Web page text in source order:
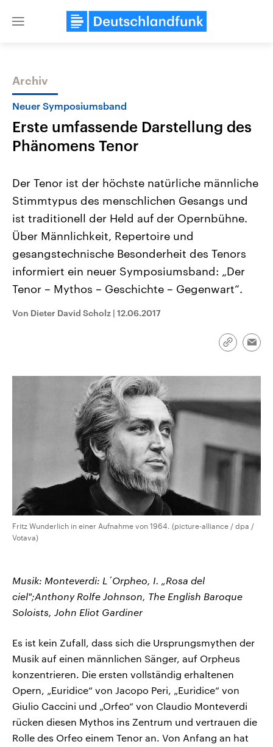
Close
Themen
Landtagswahl Sachsen-Anhalt
2026
Alle Informationen
Sachsen-Anhalt wählt am 6.
September 2026 einen neuen
Landtag. Seit 2021 wird das
Bundesland von einer Koalition aus
Umfragen, Prognosen,
und Hintergründe zu den Parteien
und Kandidaten der anstehenden
USA
Aktuelle Beiträge,
Hintergründe
Wirtschaftlich und
gehören die Vereinigten
den mächtigsten Ländern
mit großem Einfluss auf
Sendungen Programm Podcasts
Archiv
Neuer Symposiumsband
Erste umfassende Darstellung des
Phänomens Tenor
Der Tenor ist der höchste natürliche männliche
Stimmtypus des menschlichen Gesangs und
ist traditionell der Held auf der Opernbühne.
Über Männlichkeit, Repertoire und
gesangstechnische Besonderheit des Tenors
informiert ein neuer Symposiumsband: „Der
Tenor – Mythos – Geschichte – Gegenwart“.
Von Dieter David Scholz | 12.06.2017
Link
Fritz Wunderlich in einer Aufnahme von 1964. (picture-alliance / dpa /
Votava)
Musik: Monteverdi: L´Orpheo, I. „Rosa del
ciel";Anthony Rolfe Johnson, The English Baroque
Soloists, John Eliot Gardiner
Es ist kein Zufall, dass sich die Ursprungsmythen der
Musik auf einen männlichen Sänger, auf Orpheus
konzentrieren. Die ersten vollständig erhaltenen
Opern, „Euridice“ von Jacopo Peri, „Euridice“ von
Giulio Caccini und „Orfeo“ von Claudio Monteverdi
rücken diesen Mythos ins Zentrum und vertrauen die
Rolle des Orfeo einem Tenor an. Von Anfang an hat